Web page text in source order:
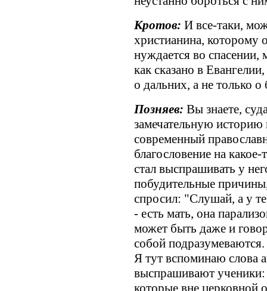
Кротов: И все-таки,
христианина, которому
нуждается во спасении,
как сказано в
о дальних, а не только
Позняев: Вы знаете,
замечательную
современный
благословение на
стал выспрашивать у
побудительные
спросил: "Слушай, а у
- есть мать, она
может быть даже и
собой подразумеваются.
Я тут вспоминаю слова
выспрашивают
которые вне церковной